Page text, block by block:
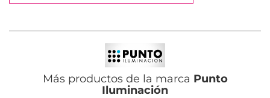
Más productos de la marca Punto
Iluminación